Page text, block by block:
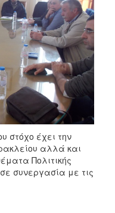
στόχο έχει την
αλλά και
Πολιτικής
συνεργασία με τις